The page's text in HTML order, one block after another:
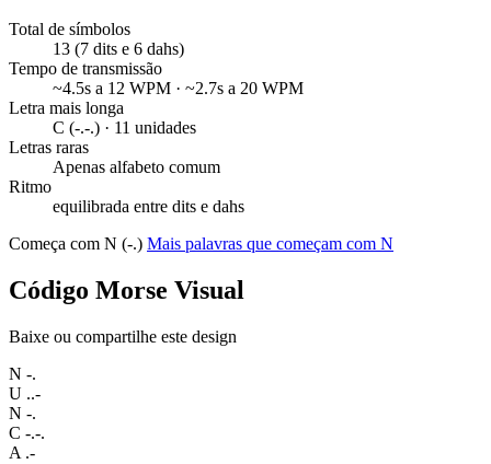
Total de símbolos
13 (7 dits e 6 dahs)
Tempo de transmissão
~4.5s a 12 WPM · ~2.7s a 20 WPM
Letra mais longa
C (-.-.) · 11 unidades
Letras raras
Apenas alfabeto comum
Ritmo
equilibrada entre dits e dahs
Começa com N (-.) Mais palavras que começam com N
Código Morse Visual
Baixe ou compartilhe este design
N -.
U ..-
N -.
C -.-.
A .-